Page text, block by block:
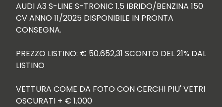
AUDI A3 S-LINE S-TRONIC 1.5 IBRIDO/BENZINA 150
CV ANNO 11/2025 DISPONIBILE IN PRONTA
CONSEGNA.
PREZZO LISTINO: € 50.652,31 SCONTO DEL 21% DAL
LISTINO
VETTURA COME DA FOTO CON CERCHI PIU' VETRI
OSCURATI + € 1.000